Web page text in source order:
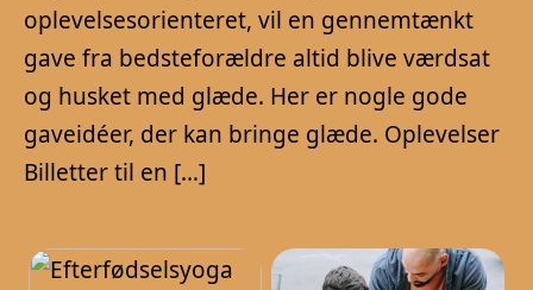
oplevelsesorienteret, vil en gennemtænkt
gave fra bedsteforældre altid blive værdsat
og husket med glæde. Her er nogle gode
gaveidéer, der kan bringe glæde. Oplevelser
Billetter til en […]